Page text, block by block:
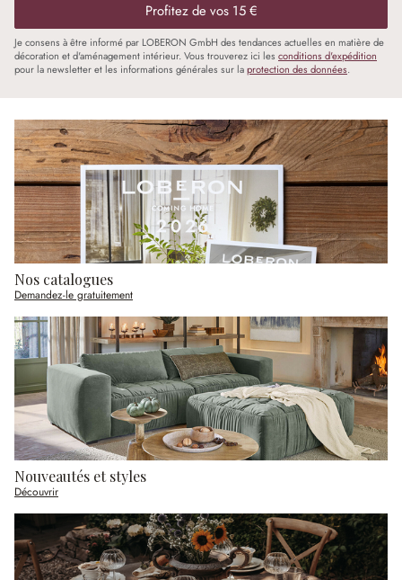
Profitez de vos 15 €
Je consens à être informé par LOBERON GmbH des tendances actuelles en matière de
décoration et d'aménagement intérieur. Vous trouverez ici les conditions d'expédition
pour la newsletter et les informations générales sur laprotection des données.
Nos catalogues
Demandez-le gratuitement
Nouveautés et styles
Découvrir